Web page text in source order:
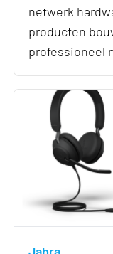
netwerk
producten
professioneel